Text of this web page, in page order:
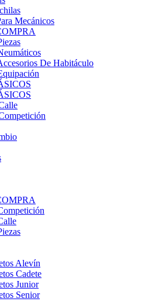
Mecánicos
De Habitáculo
Alevín
Cadete
Junior
Senior